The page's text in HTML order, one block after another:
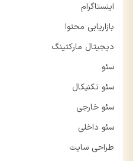
اینستاگرام
بازاریابی محتوا
دیجیتال مارکتینگ
سئو
سئو تکنیکال
سئو خارجی
سئو داخلی
طراحی سایت